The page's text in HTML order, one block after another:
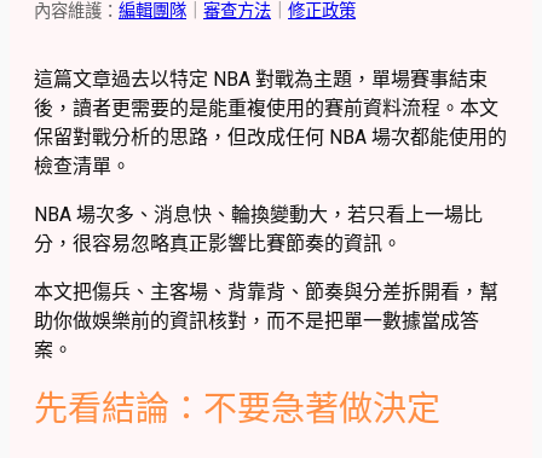
內容維護： 編輯團隊 審查方法 修正政策
這篇文章過去以特定 NBA 對戰為主題，單場賽事結束
後，讀者更需要的是能重複使用的賽前資料流程。本文
保留對戰分析的思路，但改成任何 NBA 場次都能使用的
檢查清單。
NBA 場次多、消息快、輪換變動大，若只看上一場比
分，很容易忽略真正影響比賽節奏的資訊。
本文把傷兵、主客場、背靠背、節奏與分差拆開看，幫
助你做娛樂前的資訊核對，而不是把單一數據當成答
案。
先看結論：不要急著做決定